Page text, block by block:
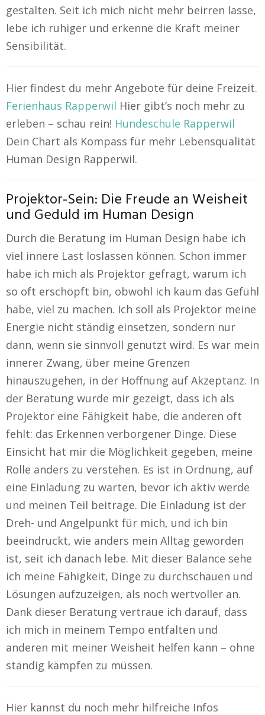
gestalten. Seit ich mich nicht mehr beirren lasse,
lebe ich ruhiger und erkenne die Kraft meiner
Sensibilität.
Hier findest du mehr Angebote für deine Freizeit.
Ferienhaus Rapperwil Hier gibt’s noch mehr zu
erleben – schau rein! Hundeschule Rapperwil
Dein Chart als Kompass für mehr Lebensqualität
Human Design Rapperwil.
Projektor-Sein: Die Freude an Weisheit
und Geduld im Human Design
Durch die Beratung im Human Design habe ich
viel innere Last loslassen können. Schon immer
habe ich mich als Projektor gefragt, warum ich
so oft erschöpft bin, obwohl ich kaum das Gefühl
habe, viel zu machen. Ich soll als Projektor meine
Energie nicht ständig einsetzen, sondern nur
dann, wenn sie sinnvoll genutzt wird. Es war mein
innerer Zwang, über meine Grenzen
hinauszugehen, in der Hoffnung auf Akzeptanz. In
der Beratung wurde mir gezeigt, dass ich als
Projektor eine Fähigkeit habe, die anderen oft
fehlt: das Erkennen verborgener Dinge. Diese
Einsicht hat mir die Möglichkeit gegeben, meine
Rolle anders zu verstehen. Es ist in Ordnung, auf
eine Einladung zu warten, bevor ich aktiv werde
und meinen Teil beitrage. Die Einladung ist der
Dreh- und Angelpunkt für mich, und ich bin
beeindruckt, wie anders mein Alltag geworden
ist, seit ich danach lebe. Mit dieser Balance sehe
ich meine Fähigkeit, Dinge zu durchschauen und
Lösungen aufzuzeigen, als noch wertvoller an.
Dank dieser Beratung vertraue ich darauf, dass
ich mich in meinem Tempo entfalten und
anderen mit meiner Weisheit helfen kann – ohne
ständig kämpfen zu müssen.
Hier kannst du noch mehr hilfreiche Infos